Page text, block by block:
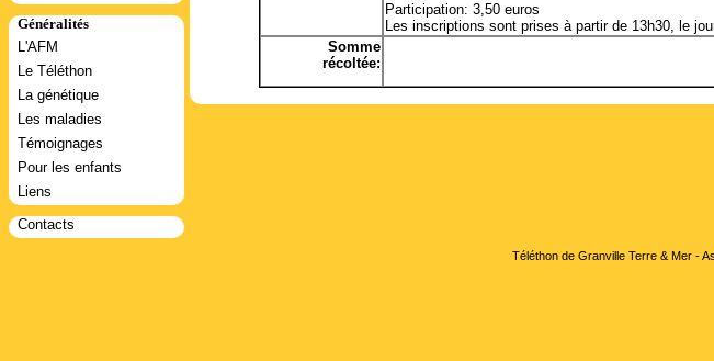
Généralités
L'AFM
Le Téléthon
La génétique
Les maladies
Témoignages
Pour les enfants
Liens
Contacts
Participation: 3,50 euros
Les inscriptions sont prises à partir de 13h30, le
Somme
récoltée:
Téléthon de Granville Terre & Mer -